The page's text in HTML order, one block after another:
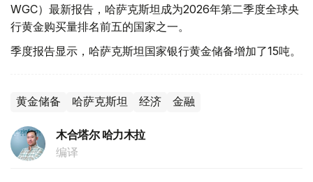
WGC）最新报告，哈萨克斯坦成为2026年第二季度全球央
行黄金购买量排名前五的国家之一。
季度报告显示，哈萨克斯坦国家银行黄金储备增加了15吨。
黄金储备 哈萨克斯坦 经济 金融
木合塔尔 哈力木拉
编译